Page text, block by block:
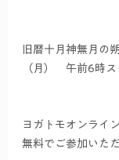
旧暦十月神無月の
（月）　午前6時ス
ヨガトモオンライ
無料でご参加いた